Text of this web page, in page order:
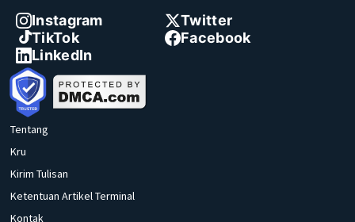
Instagram
Twitter
TikTok
Facebook
LinkedIn
Tentang
Kru
Kirim Tulisan
Ketentuan Artikel Terminal
Kontak